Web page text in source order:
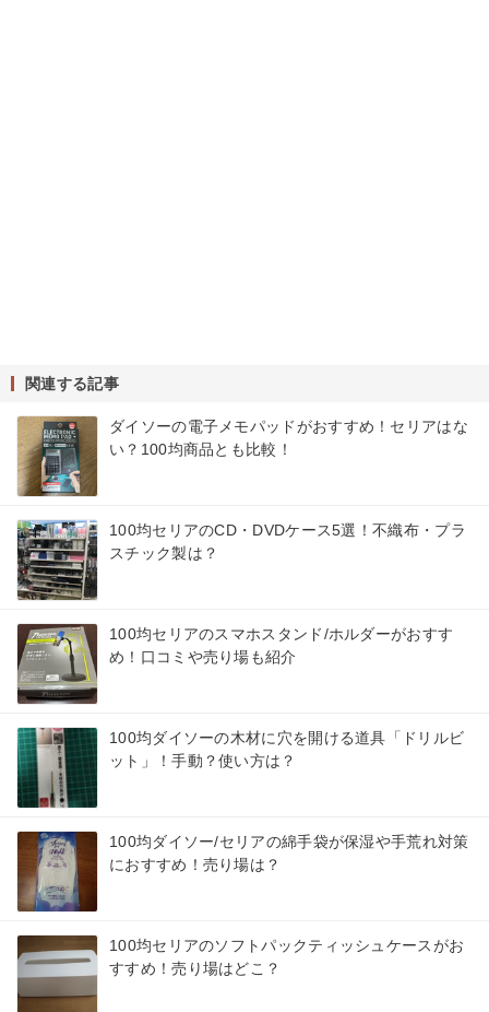
関連する記事
ダイソーの電子メモパッドがおすすめ！セリアはな
い？100均商品とも比較！
100均セリアのCD・DVDケース5選！不織布・プラ
スチック製は？
100均セリアのスマホスタンド/ホルダーがおすす
め！口コミや売り場も紹介
100均ダイソーの木材に穴を開ける道具「ドリルビ
ット」！手動？使い方は？
100均ダイソー/セリアの綿手袋が保湿や手荒れ対策
におすすめ！売り場は？
100均セリアのソフトパックティッシュケースがお
すすめ！売り場はどこ？